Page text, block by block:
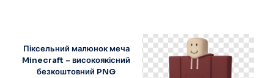
Піксельний малюнок меча
Minecraft – високоякісний
безкоштовний PNG